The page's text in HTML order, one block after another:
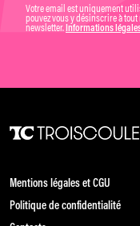
Votre email est uniquement
pouvez vous y désinscrire à
newsletter. Informations
Mentions légales et CGU
Politique de confidentialité